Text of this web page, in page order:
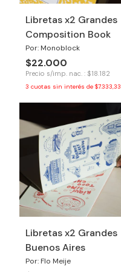
Libretas x2 Grandes
Composition Book
Por: Monoblock
$22.000
Precio s/imp. nac. : $18.182
3 cuotas sin interés de $7.333,33
Libretas x2 Grandes
Buenos Aires
Por: Flo Meije